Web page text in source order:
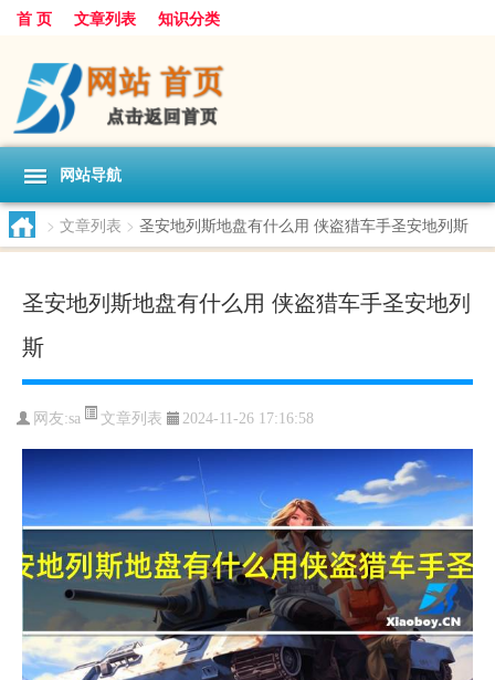
首 页 文章列表 知识分类
网站导航
> 文章列表 > 圣安地列斯地盘有什么用 侠盗猎车手圣安地列斯
圣安地列斯地盘有什么用 侠盗猎车手圣安地列
斯
网友:sa 文章列表 2024-11-26 17:16:58